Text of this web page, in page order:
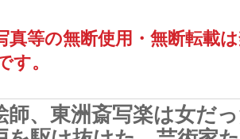
等の無断使用・無断転載
す。
師、東洲斎写楽は女だ